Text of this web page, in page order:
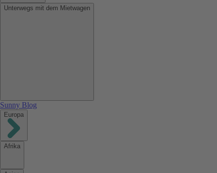
Unterwegs mit dem Mietwagen
Sunny Blog
Europa
Afrika